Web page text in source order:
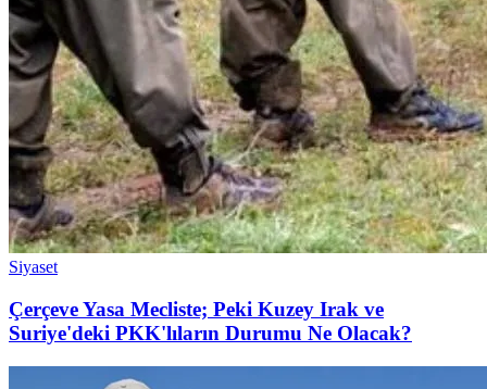
Siyaset
Çerçeve Yasa Mecliste; Peki Kuzey Irak ve
Suriye'deki PKK'lıların Durumu Ne Olacak?